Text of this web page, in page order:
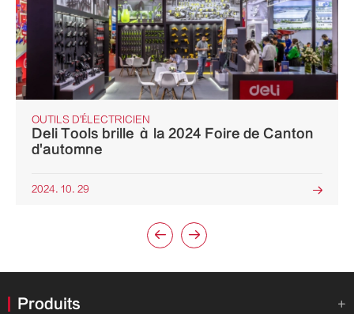
OUTILS D'ÉLECTRICIEN
Deli Tools brille à la 2024 Foire de Canton
d'automne
2024. 10. 29 
 
Produits 